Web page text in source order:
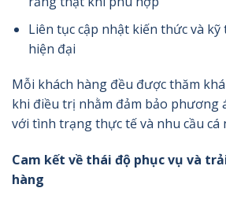
Liên tục cập nhật kiến thức và
hiện đại
Mỗi khách hàng đều được thăm
khi điều trị nhằm đảm bảo phương
với tình trạng thực tế và nhu cầu cá
Cam kết về thái độ phục vụ và
hàng